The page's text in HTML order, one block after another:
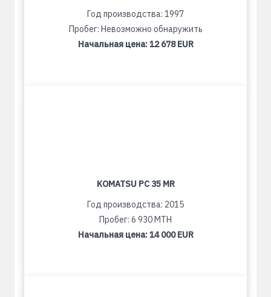
Год производства: 1997
Пробег: Невозможно обнаружить
Начальная цена:12 678 EUR
KOMATSU PC 35 MR
Год производства: 2015
Пробег: 6 930 MTH
Начальная цена:14 000 EUR